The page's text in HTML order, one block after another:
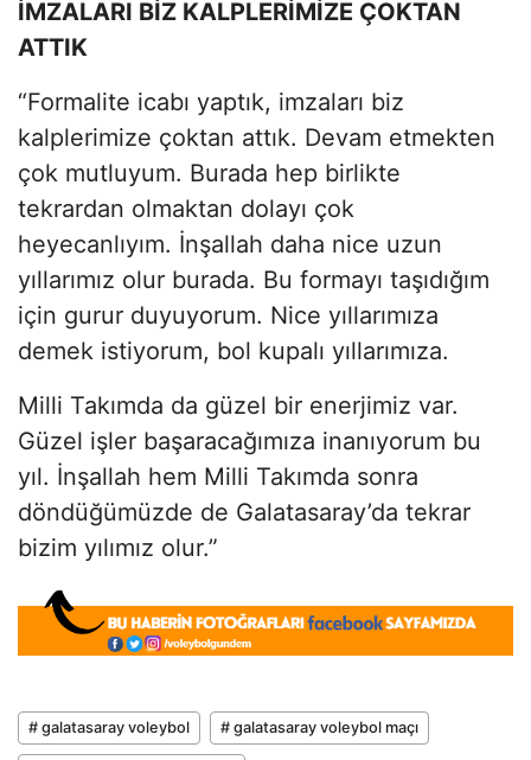
İMZALARI BİZ KALPLERİMİZE ÇOKTAN
ATTIK
“Formalite icabı yaptık, imzaları biz
kalplerimize çoktan attık. Devam etmekten
çok mutluyum. Burada hep birlikte
tekrardan olmaktan dolayı çok
heyecanlıyım. İnşallah daha nice uzun
yıllarımız olur burada. Bu formayı taşıdığım
için gurur duyuyorum. Nice yıllarımıza
demek istiyorum, bol kupalı yıllarımıza.
Milli Takımda da güzel bir enerjimiz var.
Güzel işler başaracağımıza inanıyorum bu
yıl. İnşallah hem Milli Takımda sonra
döndüğümüzde de Galatasaray’da tekrar
bizim yılımız olur.”
# galatasaray voleybol # galatasaray voleybol maçı